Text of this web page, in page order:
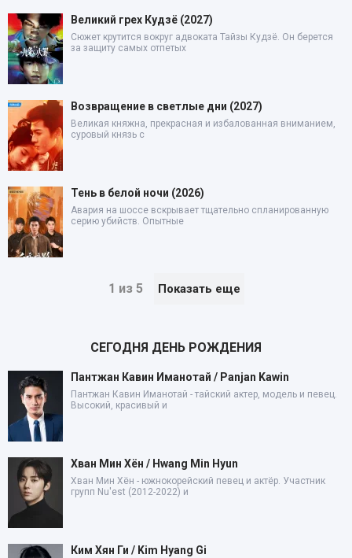
Великий грех Кудзё (2027)
Сюжет крутится вокруг адвоката Тайзы Кудзё. Он берется
за защиту самых отпетых
Возвращение в светлые дни (2027)
Великая княжна, прекрасная и избалованная вниманием,
суровый князь с
Тень в белой ночи (2026)
Авария на шоссе вскрывает тщательно спланированную
серию убийств. Опытные
1 из 5 Показать еще
СЕГОДНЯ ДЕНЬ РОЖДЕНИЯ
Пантжан Кавин Иманотай / Panjan Kawin
Пантжан Кавин Иманотай - тайский актер, модель и певец.
Высокий, красивый и
Хван Мин Хён / Hwang Min Hyun
Хван Мин Хён - южнокорейский певец и актёр. Участник
групп Nu'est (2012-2022) и
Ким Хян Ги / Kim Hyang Gi